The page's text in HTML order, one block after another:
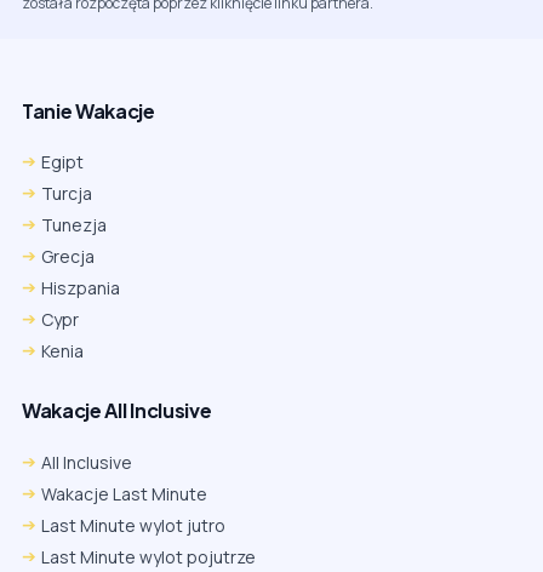
Tanie Wakacje
Egipt
Turcja
Tunezja
Grecja
Hiszpania
Cypr
Kenia
Wakacje All Inclusive
All Inclusive
Wakacje Last Minute
Last Minute wylot jutro
Last Minute wylot pojutrze